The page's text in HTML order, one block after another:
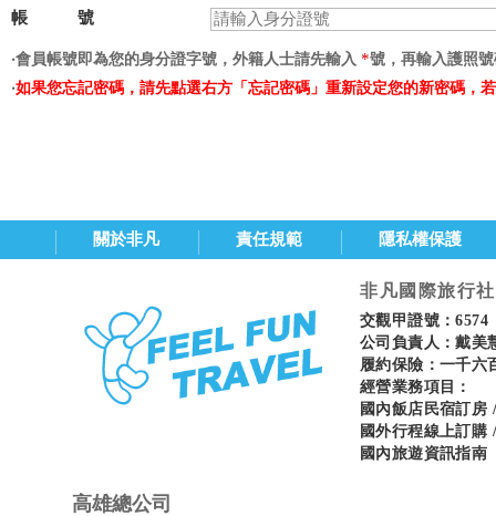
帳 號
‧會員帳號即為您的身分證字號，外籍人士請先輸入 *號，再輸入護照
‧如果您忘記密碼，請先點選右方「忘記密碼」重新設定您的新密碼，
關於非凡 責任規範 隱私權保護
非凡國際旅行社
交觀甲證號：
公司負責人：戴美
履約保險：一千六
經營業務項目：
國內飯店民宿訂房
國外行程線上訂購
國內旅遊資訊指南
高雄總公司